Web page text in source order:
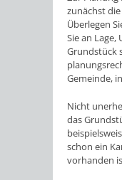
zunächst
Überlegen
Sie an
Grundstück
Gemeinde,
Nicht
das
schon ein
vorhanden